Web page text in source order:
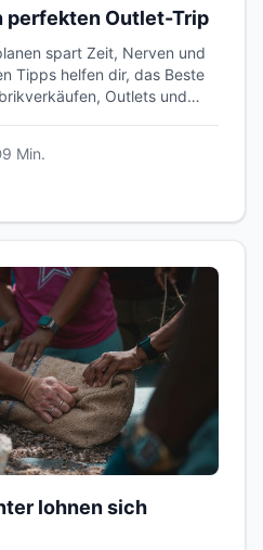
perfekten Outlet-Trip
spart Zeit, Nerven und
Tipps helfen dir, das Beste
Outlets und
9 Min.
lohnen sich